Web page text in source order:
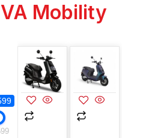
Mobility